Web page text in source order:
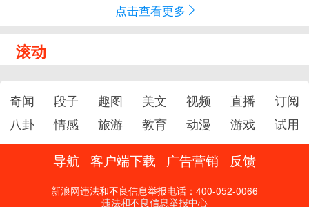
点击查看更多
滚动
奇闻 段子 趣图 美文 视频 直播
订阅
八卦
情感 旅游 教育 动漫 游戏 试用
导航 客户端下载 广告营销 反馈
新浪网违法和不良信息举报电话：400-052-0066
违法和不良信息举报中心